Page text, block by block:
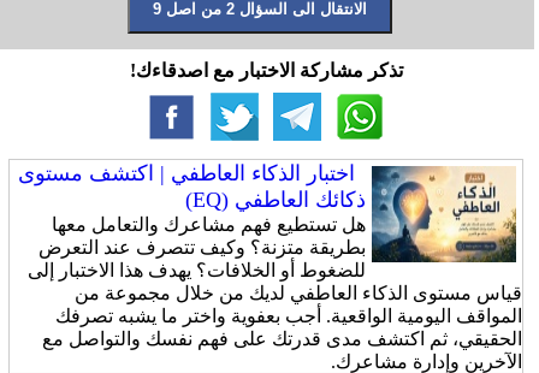
تذكر مشاركة الاختبار مع اصدقاءك!
اختبار الذكاء العاطفي | اكتشف مستوى
ذكائك العاطفي (EQ)
هل تستطيع فهم مشاعرك والتعامل معها
بطريقة متزنة؟ وكيف تتصرف عند التعرض
للضغوط أو الخلافات؟ يهدف هذا الاختبار إلى
قياس مستوى الذكاء العاطفي لديك من خلال مجموعة من
المواقف اليومية الواقعية. أجب بعفوية واختر ما يشبه تصرفك
الحقيقي، ثم اكتشف مدى قدرتك على فهم نفسك والتواصل مع
الآخرين وإدارة مشاعرك.